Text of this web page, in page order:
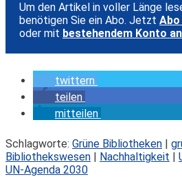
Um den Artikel in voller Länge
benötigen Sie ein Abo. Jetzt
oder mit bestehendem Konto
twittern
teilen
mitteilen
Schlagworte: Grüne Bibliotheken |
Bibliothekswesen | Nachhaltigkeit |
UN-Agenda 2030